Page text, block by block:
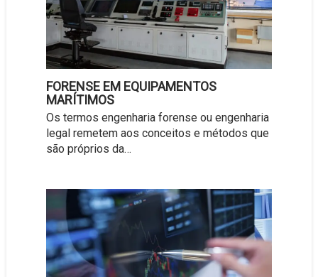
FORENSE EM EQUIPAMENTOS
MARÍTIMOS
Os termos engenharia forense ou engenharia
legal remetem aos conceitos e métodos que
são próprios da…